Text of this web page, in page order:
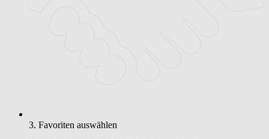
3. Favoriten auswählen